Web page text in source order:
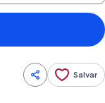
Salvar